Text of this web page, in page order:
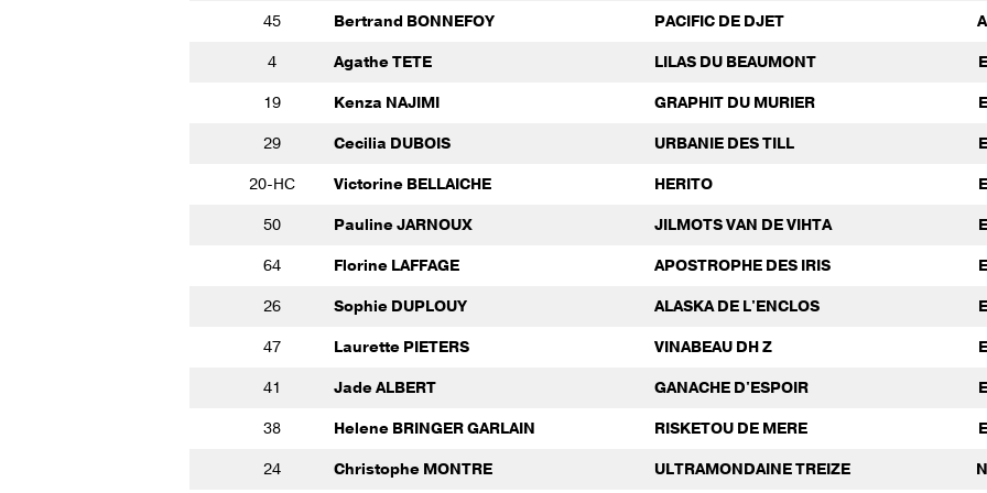
45
Bertrand BONNEFOY PACIFIC DE DJET
4
Agathe TETE LILAS DU BEAUMONT
19
Kenza NAJIMI GRAPHIT DU MURIER
29
Cecilia DUBOIS URBANIE DES TILL
20-HC
Victorine BELLAICHE HERITO
50
Pauline JARNOUX JILMOTS VAN DE VIHTA
64
Florine LAFFAGE APOSTROPHE DES IRIS
26
Sophie DUPLOUY ALASKA DE L'ENCLOS
47
Laurette PIETERS VINABEAU DH Z
41
Jade ALBERT GANACHE D'ESPOIR
38
Helene BRINGER GARLAIN RISKETOU DE MERE
24
Christophe MONTRE ULTRAMONDAINE TREIZE